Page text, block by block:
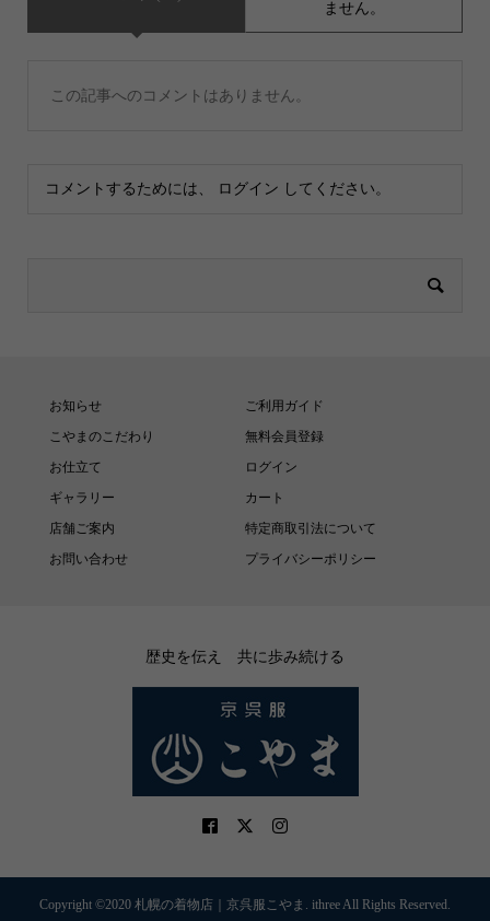
ません。
この記事へのコメントはありません。
コメントするためには、 ログイン してください。
お知らせ
こやまのこだわり
お仕立て
ギャラリー
店舗ご案内
お問い合わせ
ご利用ガイド
無料会員登録
ログイン
カート
特定商取引法について
プライバシーポリシー
歴史を伝え 共に歩み続ける
Copyright ©2020 札幌の着物店｜京呉服こやま. ithree All Rights Reserved.